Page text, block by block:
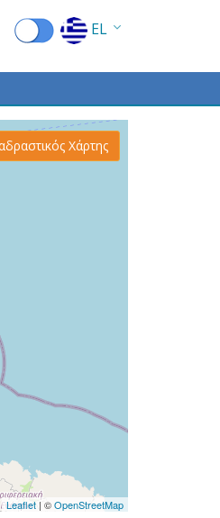
EL
EN
FR
DE
Leaflet | ©OpenStreetMap
Χάρτης